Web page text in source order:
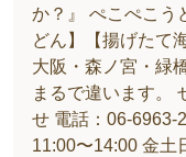
か？』 ぺこぺこう
どん】【揚げたて
大阪・森ノ宮・緑
まるで違います。
せ 電話：06-6963-
11:00〜14:00